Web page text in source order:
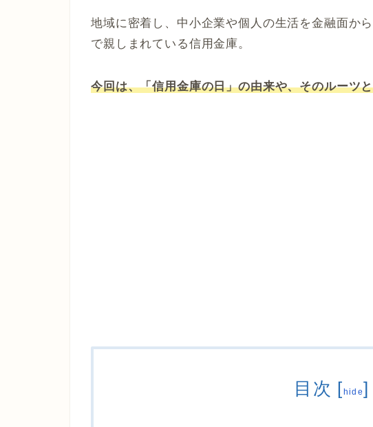
地域に密着し、中小企業や個人の生活を金融面か
で親しまれている信用金庫。
今回は、「信用金庫の日」の由来や、そのルーツ
目次 [hide]